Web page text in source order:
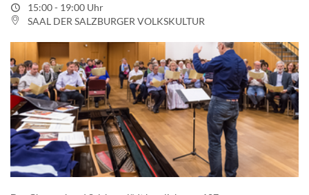
15:00 - 19:00 Uhr
SAAL DER SALZBURGER VOLKSKULTUR